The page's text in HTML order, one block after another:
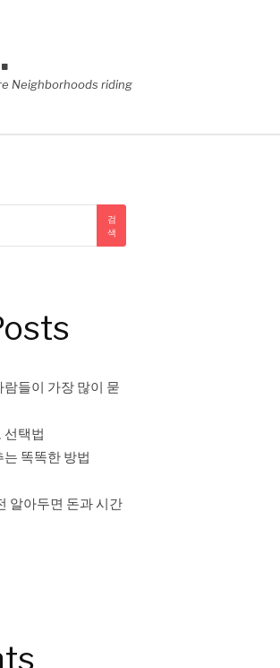
Neighborhoods riding
검
색
들이 가장 많이 묻
선택법
똑똑한 방법
알아두면 돈과 시간